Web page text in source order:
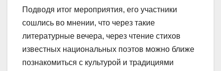
Подводя итог мероприятия, его участники
сошлись во мнении, что через такие
литературные вечера, через чтение стихов
известных национальных поэтов можно ближе
познакомиться с культурой и традициями